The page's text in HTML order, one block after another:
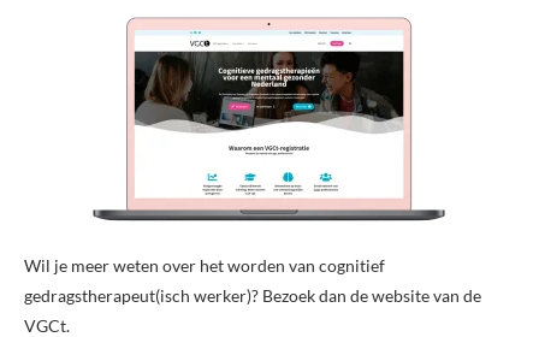
Wil je meer weten over het worden van cognitief
gedragstherapeut(isch werker)? Bezoek dan de website van de
VGCt.